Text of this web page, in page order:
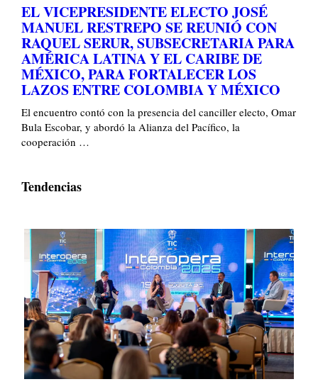
EL VICEPRESIDENTE ELECTO JOSÉ
MANUEL RESTREPO SE REUNIÓ CON
RAQUEL SERUR, SUBSECRETARIA PARA
AMÉRICA LATINA Y EL CARIBE DE
MÉXICO, PARA FORTALECER LOS
LAZOS ENTRE COLOMBIA Y MÉXICO
El encuentro contó con la presencia del canciller electo, Omar
Bula Escobar, y abordó la Alianza del Pacífico, la
cooperación …
Tendencias